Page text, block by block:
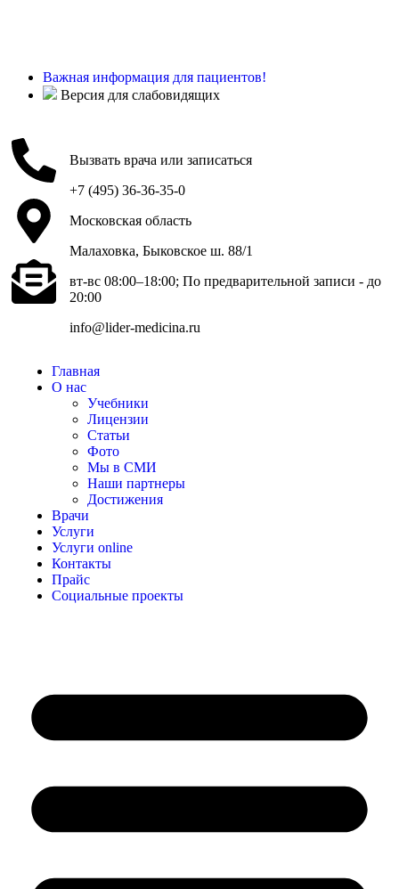
Важная информация для пациентов!
Версия для слабовидящих
Вызвать врача или записаться
+7 (495) 36-36-35-0
Московская область
Малаховка, Быковское ш. 88/1
вт-вс 08:00–18:00; По предварительной записи - до
20:00
info@lider-medicina.ru
Главная
О нас
Учебники
Лицензии
Статьи
Фото
Мы в СМИ
Наши партнеры
Достижения
Врачи
Услуги
Услуги online
Контакты
Прайс
Социальные проекты